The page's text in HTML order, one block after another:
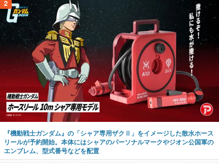
2
『機動戦士ガンダム』の「シャア専用ザクⅡ」をイメージした散水ホース
リールが予約開始。本体にはシャアのパーソナルマークやジオン公国軍の
エンブレム、型式番号などを配置